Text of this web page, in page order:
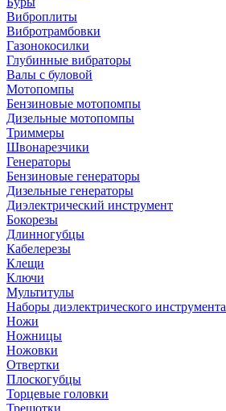
Виброплиты
Вибротрамбовки
Газонокосилки
Глубинные вибраторы
Валы с буловой
Мотопомпы
Бензиновые мотопомпы
Дизельные мотопомпы
Триммеры
Швонарезчики
Генераторы
Бензиновые генераторы
Дизельные генераторы
Диэлектрический инструмент
Бокорезы
Длинногубцы
Кабелерезы
Клещи
Ключи
Мультитулы
Наборы диэлектрического инструмента
Ножи
Ножницы
Ножовки
Отвертки
Плоскогубцы
Торцевые головки
Трещотки